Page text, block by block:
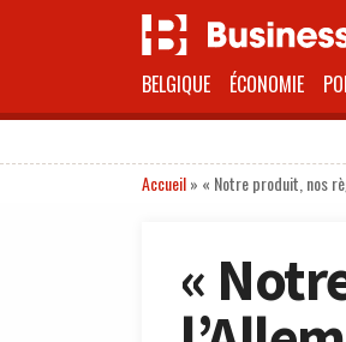
BELGIQUE ÉCONOMIE
Accueil» « Notre produit, nos
«